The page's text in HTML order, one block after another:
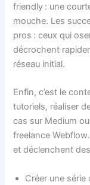
friendly : une
mouche. Les
pros : ceux qui
décrochent
réseau initial.
Enfin, c’est le
tutoriels, réaliser
cas sur Medium
freelance
et déclenchent
Créer une